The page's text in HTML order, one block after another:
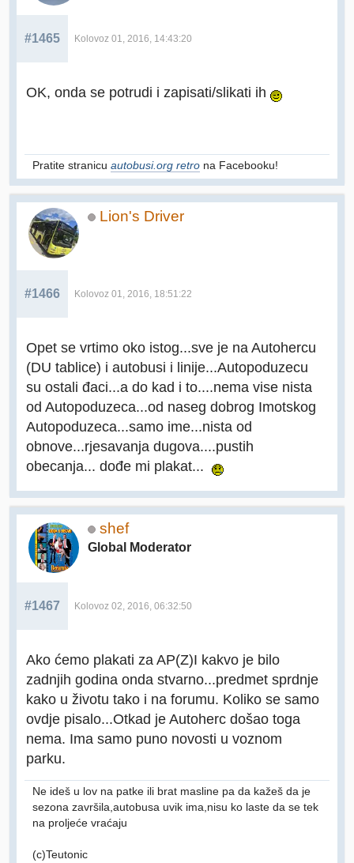
#1465 Kolovoz 01, 2016, 14:43:20
OK, onda se potrudi i zapisati/slikati ih
Pratite stranicu autobusi.org retro na Facebooku!
Lion's Driver
#1466 Kolovoz 01, 2016, 18:51:22
Opet se vrtimo oko istog...sve je na Autohercu
(DU tablice) i autobusi i linije...Autopoduzecu
su ostali đaci...a do kad i to....nema vise nista
od Autopoduzeca...od naseg dobrog Imotskog
Autopoduzeca...samo ime...nista od
obnove...rjesavanja dugova....pustih
obecanja... dođe mi plakat...
shef
Global Moderator
#1467 Kolovoz 02, 2016, 06:32:50
Ako ćemo plakati za AP(Z)I kakvo je bilo
zadnjih godina onda stvarno...predmet sprdnje
kako u životu tako i na forumu. Koliko se samo
ovdje pisalo...Otkad je Autoherc došao toga
nema. Ima samo puno novosti u voznom
parku.
Ne ideš u lov na patke ili brat masline pa da kažeš da je
sezona završila,autobusa uvik ima,nisu ko laste da se tek
na proljeće vraćaju
(c)Teutonic